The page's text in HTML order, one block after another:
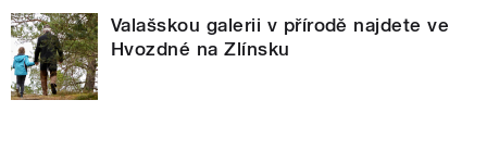
Valašskou galerii v přírodě najdete ve
Hvozdné na Zlínsku